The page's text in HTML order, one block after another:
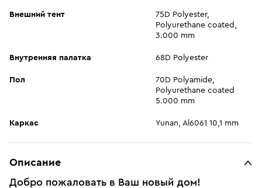
Внешний тент
75D Polyester,
Polyurethane coated,
3.000 mm
Внутренняя палатка 68D Polyester
Пол
70D Polyamide,
Polyurethane coated
5.000 mm‬
Каркас Yunan, Al6061 10,1 mm
Описание
Добро пожаловать в Ваш новый дом!